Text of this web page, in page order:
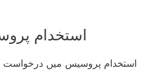
استخدام
استخدام پروسیس میں درخواست